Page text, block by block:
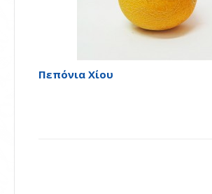
Πεπόνια Χίου
Πεπόνια Χίου